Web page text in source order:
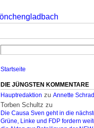
Startseite
DIE JÜNGSTEN KOMMENTARE
Hauptredaktion zu Annette
Torben Schultz zu
Die Causa Sven geht in die
Grüne, Linke und FDP fordern